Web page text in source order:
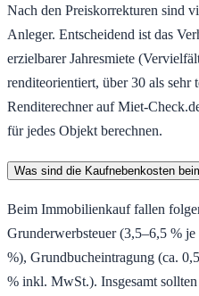
Nach den Preiskorrekturen sind
Anleger. Entscheidend ist das
erzielbarer Jahresmiete
renditeorientiert, über 30 als sehr
Renditerechner auf Miet-
für jedes Objekt berechnen.
Was sind die Kaufnebenkosten
Beim Immobilienkauf fallen
Grunderwerbsteuer (3,5–6,5 %
%), Grundbucheintragung (ca.
% inkl. MwSt.). Insgesamt